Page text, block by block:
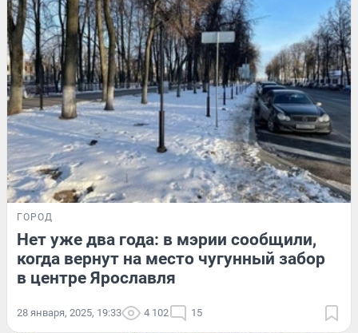
ГОРОД
Нет уже два года: в мэрии сообщили,
когда вернут на место чугунный забор
в центре Ярославля
28 января, 2025, 19:33 4 102 15